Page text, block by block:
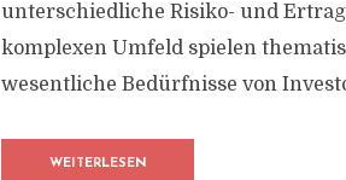
unterschiedliche Risiko- und
komplexen Umfeld spielen
wesentliche Bedürfnisse von
WEITERLESEN